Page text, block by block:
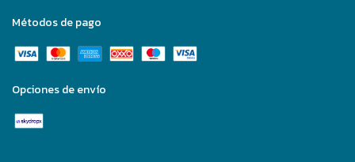
Métodos de pago
Opciones de envío